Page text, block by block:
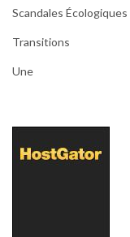
Scandales Écologiques
Transitions
Une